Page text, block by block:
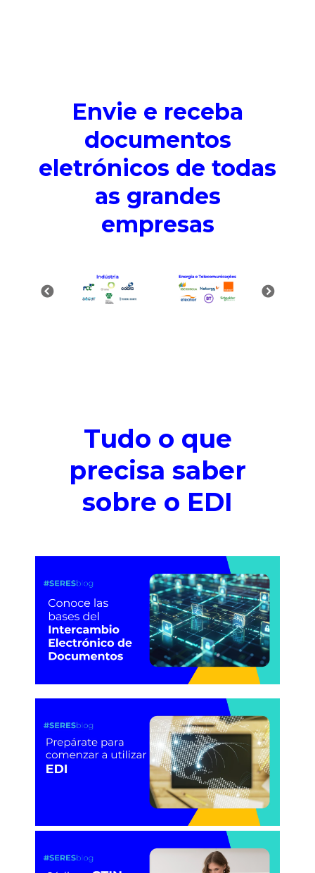
Envie e receba
documentos
eletrónicos de todas
as grandes
empresas
Tudo o que
precisa saber
sobre o EDI